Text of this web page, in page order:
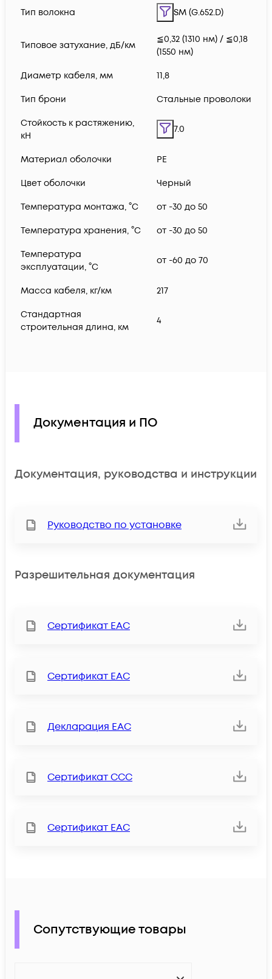
Тип волокна SM (G.652.D)
Типовое затухание, дБ/км
≦0,32 (1310 нм) / ≦0,18
(1550 нм)
Диаметр кабеля, мм 11,8
Тип брони Стальные проволоки
Стойкость к растяжению,
кН
7.0
Материал оболочки PE
Цвет оболочки Черный
Температура монтажа, °C от -30 до 50
Температура хранения, °C от -30 до 50
Температура
эксплуатации, °C
от -60 до 70
Масса кабеля, кг/км 217
Стандартная
строительная длина, км
4
Документация и ПО
Документация, руководства и инструкции
Руководство по установке
Разрешительная документация
Сертификат ЕАС
Сертификат ЕАС
Декларация ЕАС
Сертификат ССС
Сертификат ЕАС
Сопутствующие товары